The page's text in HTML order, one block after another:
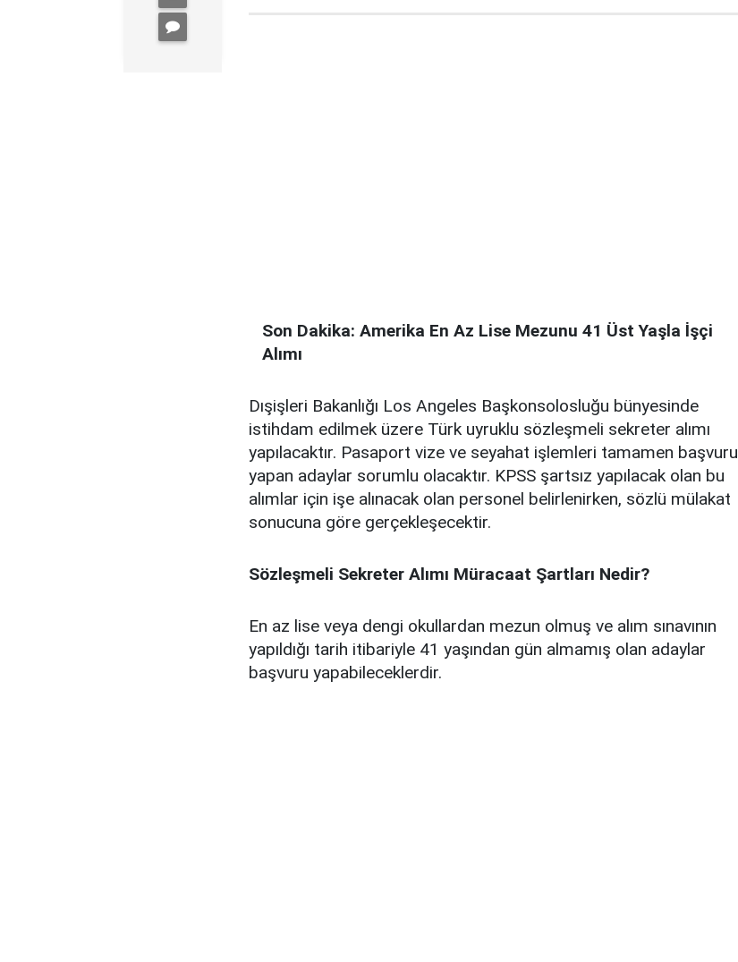
Son Dakika: Amerika En Az Lise Mezunu 41 Üst Yaşla İşçi
Alımı
Dışişleri Bakanlığı Los Angeles Başkonsolosluğu bünyesinde
istihdam edilmek üzere Türk uyruklu sözleşmeli sekreter alımı
yapılacaktır. Pasaport vize ve seyahat işlemleri tamamen başvuru
yapan adaylar sorumlu olacaktır. KPSS şartsız yapılacak olan bu
alımlar için işe alınacak olan personel belirlenirken, sözlü mülakat
sonucuna göre gerçekleşecektir.
Sözleşmeli Sekreter Alımı Müracaat Şartları Nedir?
En az lise veya dengi okullardan mezun olmuş ve alım sınavının
yapıldığı tarih itibariyle 41 yaşından gün almamış olan adaylar
başvuru yapabileceklerdir.